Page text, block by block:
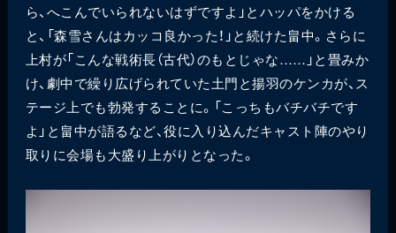
ら、へこんでいられないはずですよ」とハッパをかける
と、「森雪さんはカッコ良かった！」と続けた畠中。さらに
上村が「こんな戦術長（古代）のもとじゃな……」と畳みか
け、劇中で繰り広げられていた土門と揚羽のケンカが、ス
テージ上でも勃発することに。「こっちもバチバチです
よ」と畠中が語るなど、役に入り込んだキャスト陣のやり
取りに会場も大盛り上がりとなった。